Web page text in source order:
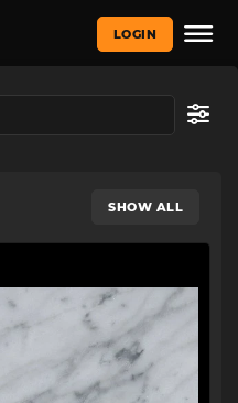
LOGIN
SHOW ALL